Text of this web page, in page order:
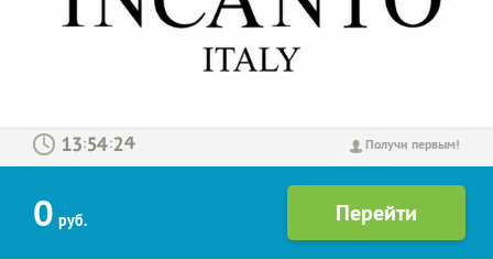
Получи первым!
: :
0 руб.